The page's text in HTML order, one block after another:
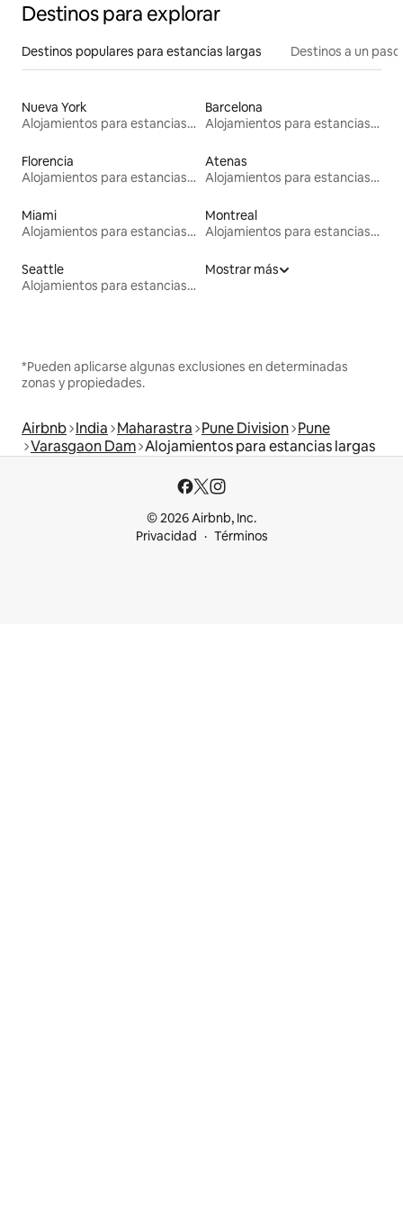
Destinos para explorar
Destinos populares para estancias largas Destinos a un
Nueva York
Alojamientos para estancias largas
Barcelona
Alojamientos para estancias largas
Florencia
Alojamientos para estancias largas
Atenas
Alojamientos para estancias largas
Miami
Alojamientos para estancias largas
Montreal
Alojamientos para estancias largas
Seattle
Alojamientos para estancias largas
Mostrar más
*Pueden aplicarse algunas exclusiones en determinadas
zonas y propiedades.
Airbnb India Maharastra Pune Division Pune
Varasgaon Dam Alojamientos para estancias largas
© 2026 Airbnb, Inc.
Privacidad
Términos